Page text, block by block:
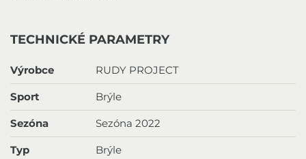
TECHNICKÉ PARAMETRY
Výrobce RUDY PROJECT
Sport Brýle
Sezóna Sezóna 2022
Typ Brýle